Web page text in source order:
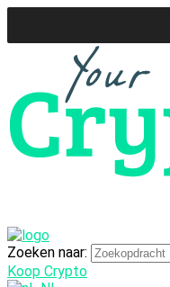
Zoeken naar:
Koop Crypto